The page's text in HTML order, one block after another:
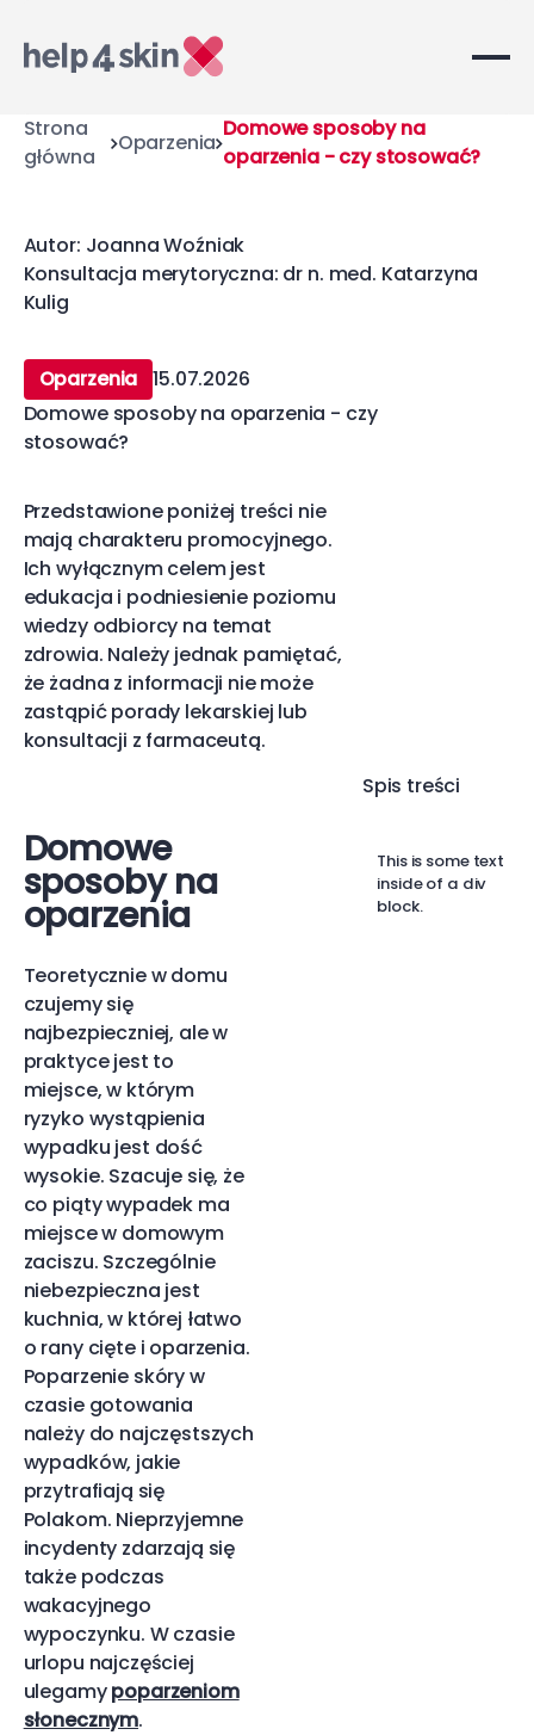
Strona
główna
Oparzenia
Domowe sposoby na
oparzenia - czy stosować?
Autor: Joanna Woźniak
Konsultacja merytoryczna: dr n. med. Katarzyna
Kulig
Oparzenia 15.07.2026
Domowe sposoby na oparzenia - czy
stosować?
Przedstawione poniżej treści nie
mają charakteru promocyjnego.
Ich wyłącznym celem jest
edukacja i podniesienie poziomu
wiedzy odbiorcy na temat
zdrowia. Należy jednak pamiętać,
że żadna z informacji nie może
zastąpić porady lekarskiej lub
konsultacji z farmaceutą.
Domowe
sposoby na
oparzenia
Teoretycznie w domu
czujemy się
najbezpieczniej, ale w
praktyce jest to
miejsce, w którym
ryzyko wystąpienia
wypadku jest dość
wysokie. Szacuje się, że
co piąty wypadek ma
miejsce w domowym
zaciszu. Szczególnie
niebezpieczna jest
kuchnia, w której łatwo
o rany cięte i oparzenia.
Poparzenie skóry w
czasie gotowania
należy do najczęstszych
wypadków, jakie
przytrafiają się
Polakom. Nieprzyjemne
incydenty zdarzają się
także podczas
wakacyjnego
wypoczynku. W czasie
urlopu najczęściej
ulegamypoparzeniom
słonecznym.
Spis treści
This is some text
inside of a div
block.